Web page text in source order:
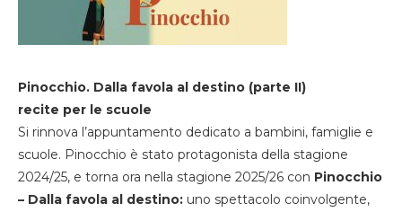
Pinocchio. Dalla favola al destino (parte II)
recite per le scuole
Si rinnova l’appuntamento dedicato a bambini, famiglie e
scuole. Pinocchio è stato protagonista della stagione
2024/25, e torna ora nella stagione 2025/26 con Pinocchio
– Dalla favola al destino: uno spettacolo coinvolgente,